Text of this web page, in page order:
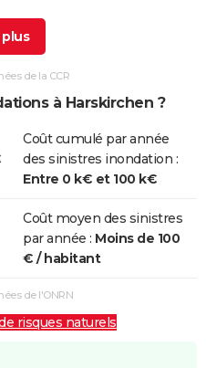
09/04/2022
18/09/2007 2 j Oui
30/12/2001 2 j Oui
de la CCR
à Harskirchen ?
Coût cumulé par année
des sinistres inondation :
Entre 0 k€ et 100 k€
Coût moyen des sinistres
par année : Moins de 100
€ / habitant
de l'ONRN
risques naturels